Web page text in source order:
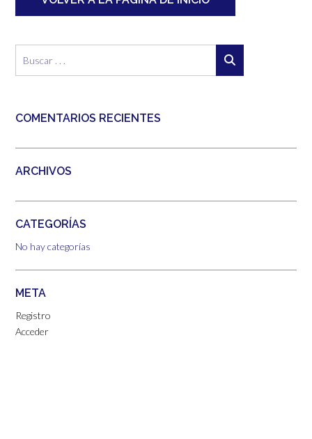
COMENTARIOS RECIENTES
ARCHIVOS
CATEGORÍAS
No hay categorías
META
Registro
Acceder